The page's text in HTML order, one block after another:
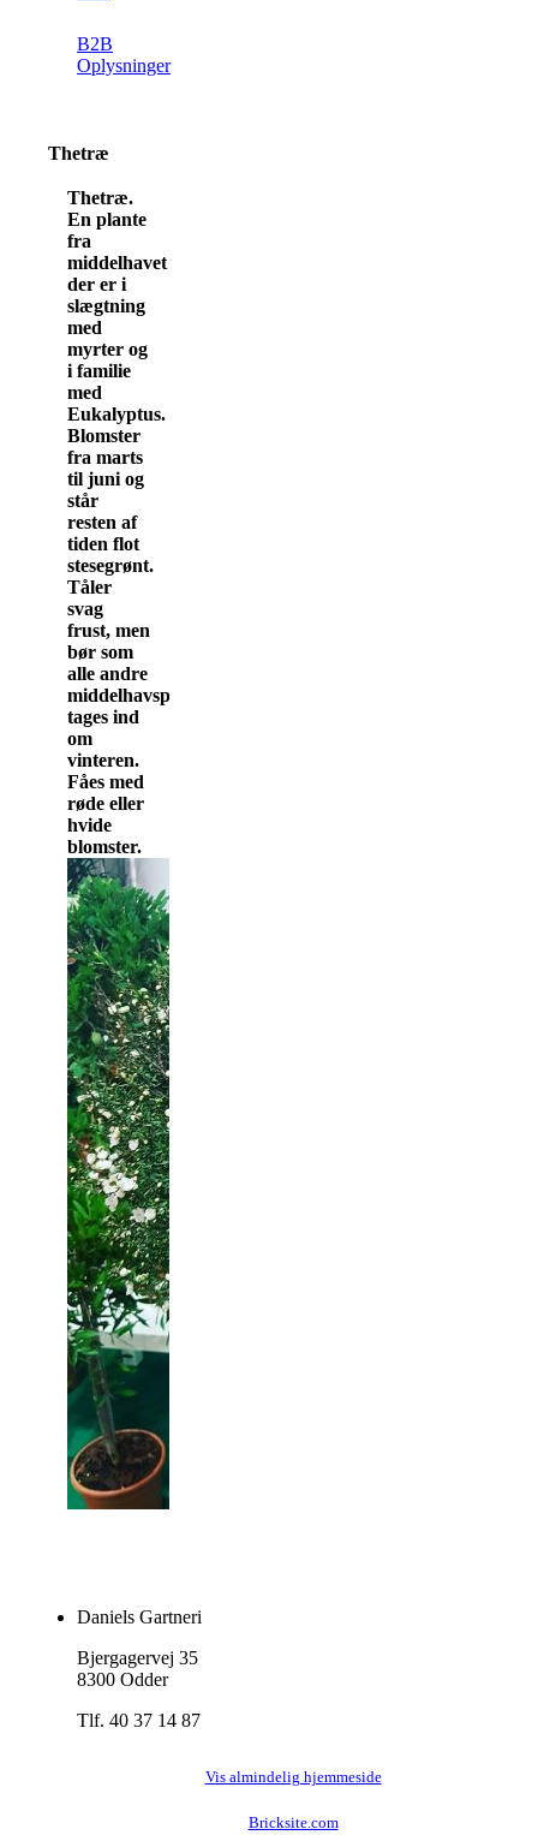
B2B
Oplysninger
Thetræ
Thetræ.
En plante
fra
middelhavet
der er i
slægtning
med
myrter og
i familie
med
Eukalyptus.
Blomster
fra marts
til juni og
står
resten af
tiden flot
stesegrønt.
Tåler
svag
frust, men
bør som
alle andre
middelhavsplanter
tages ind
om
vinteren.
Fåes med
røde eller
hvide
blomster.
Daniels Gartneri
Bjergagervej 35
8300 Odder
Tlf. 40 37 14 87
Vis almindelig hjemmeside
Bricksite.com